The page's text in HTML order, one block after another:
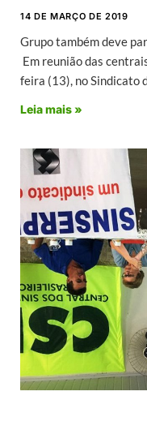
14 DE MARÇO DE 2019
Grupo também deve
Em reunião das
feira (13), no Sindicato
Leia mais »